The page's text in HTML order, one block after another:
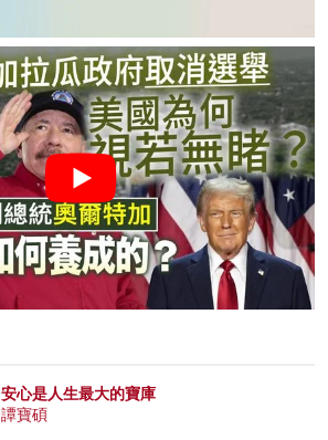
安心是人生最大的寶庫
譚寶碩